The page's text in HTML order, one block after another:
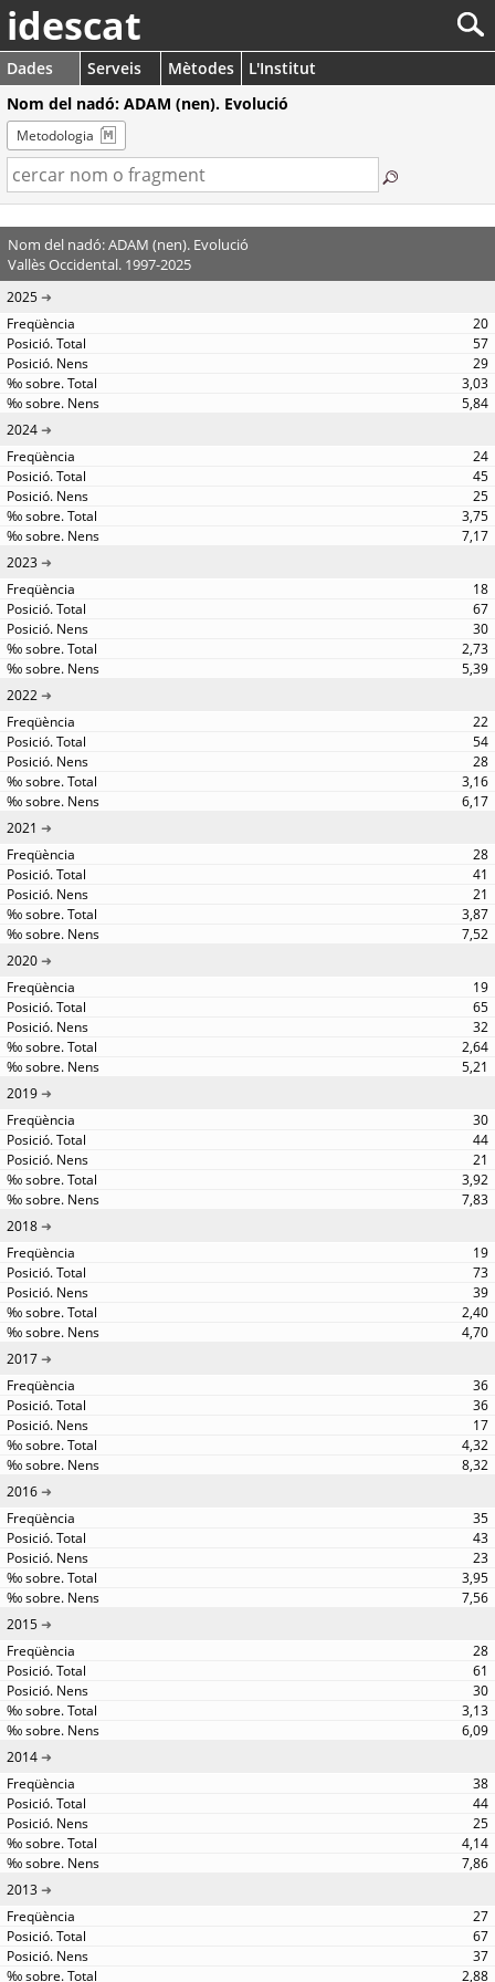
idescat
Dades Serveis Mètodes
L'Institut
Nom del nadó: ADAM (nen). Evolució
Metodologia
Nom del nadó: ADAM (nen). Evolució
Vallès Occidental. 1997-2025
2025
20
57
29
3,03
5,84
2024
24
45
25
3,75
7,17
2023
18
67
30
2,73
5,39
2022
22
54
28
3,16
6,17
2021
28
41
21
3,87
7,52
2020
19
65
32
2,64
5,21
2019
30
44
21
3,92
7,83
2018
19
73
39
2,40
4,70
2017
36
36
17
4,32
8,32
2016
35
43
23
3,95
7,56
2015
28
61
30
3,13
6,09
2014
38
44
25
4,14
7,86
2013
27
67
37
2,88